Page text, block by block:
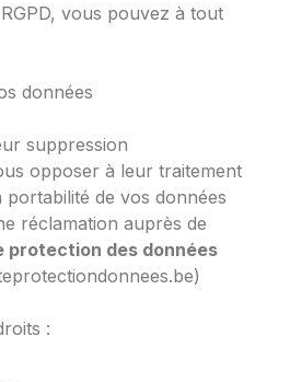
vous pouvez à tout
données
suppression
opposer à leur traitement
portabilité de vos données
réclamation auprès de
protection des données
: